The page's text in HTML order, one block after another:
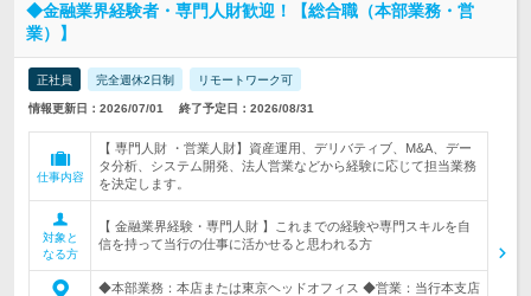
◆金融業界経験者・専門人財歓迎！【総合職（本部業務・営
業）】
正社員 完全週休2日制 リモートワーク可
情報更新日：2026/07/01 終了予定日：2026/08/31
仕事内容
【 専門人財 ・営業人財】資産運用、デリバティブ、M&A、デー
タ分析、システム開発、法人営業などから経験に応じて担当業務
を決定します。
対象と
なる方
【 金融業界経験・専門人財 】これまでの経験や専門スキルを自
信を持って当行の仕事に活かせると思われる方
◆本部業務：本店または東京ヘッドオフィス ◆営業：当行本支店